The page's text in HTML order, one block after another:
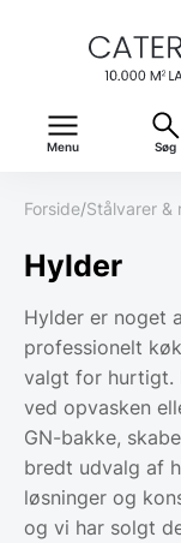
Menu Søg
Forside/Stålvarer &
Hylder
Hylder er noget
professionelt
valgt for hurtigt.
ved opvasken
GN-bakke,
bredt udvalg af
løsninger og
og vi har solgt